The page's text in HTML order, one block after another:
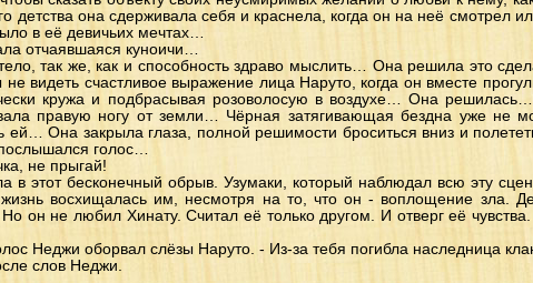
детства она сдерживала себя и краснела, когда он на неё смотрел
в её девичьих мечтах…
отчаявшаяся куноичи…
так же, как и способность здраво мыслить… Она решила это
видеть счастливое выражение лица Наруто, когда он вместе
кружа и подбрасывая розоволосую в воздухе… Она
правую ногу от земли… Чёрная затягивающая бездна уже не
ей… Она закрыла глаза, полной решимости броситься вниз и
голос…
не прыгай!
в этот бесконечный обрыв. Узумаки, который наблюдал всю эту
восхищалась им, несмотря на то, что он - воплощение зла.
он не любил Хинату. Считал её только другом. И отверг её
Неджи оборвал слёзы Наруто. - Из-за тебя погибла наследница
слов Неджи.